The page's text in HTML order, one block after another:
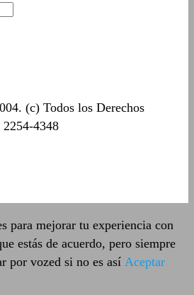
(c) Todos los Derechos
2254-4348
para mejorar tu experiencia con
estás de acuerdo, pero siempre
por vozed si no es así Aceptar